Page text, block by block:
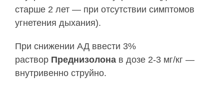
старше 2 лет — при отсутствии симптомов
угнетения дыхания).
При снижении АД ввести 3%
раствор Преднизолона в дозе 2-3 мг/кг —
внутривенно струйно.